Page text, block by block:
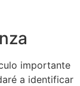
importante
a identificar